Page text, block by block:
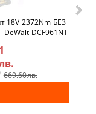
18V 2372Nm БЕЗ
DeWalt DCF961NT
669.60лв.